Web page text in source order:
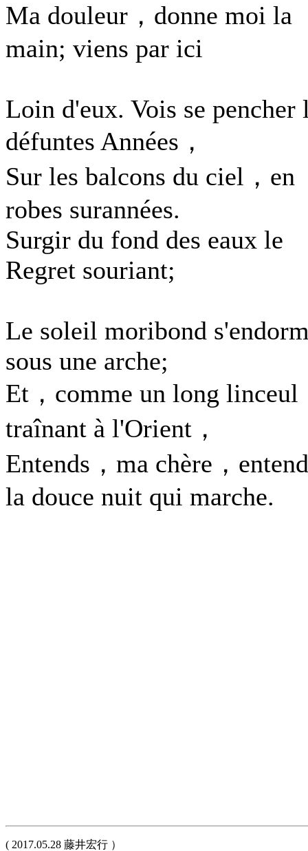
Ma douleur，donne moi la
main; viens par ici
Loin d'eux. Vois se pencher
défuntes Années，
Sur les balcons du ciel，en
robes surannées.
Surgir du fond des eaux le
Regret souriant;
Le soleil moribond
sous une arche;
Et，comme un long linceul
traînant à l'Orient，
Entends，ma chère，
la douce nuit qui marche.
( 2017.05.28 藤井宏行 ）